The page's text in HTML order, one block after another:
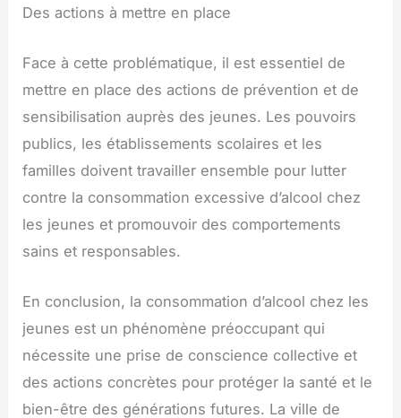
Des actions à mettre en place
Face à cette problématique, il est essentiel de
mettre en place des actions de prévention et de
sensibilisation auprès des jeunes. Les pouvoirs
publics, les établissements scolaires et les
familles doivent travailler ensemble pour lutter
contre la consommation excessive d’alcool chez
les jeunes et promouvoir des comportements
sains et responsables.
En conclusion, la consommation d’alcool chez les
jeunes est un phénomène préoccupant qui
nécessite une prise de conscience collective et
des actions concrètes pour protéger la santé et le
bien-être des générations futures. La ville de